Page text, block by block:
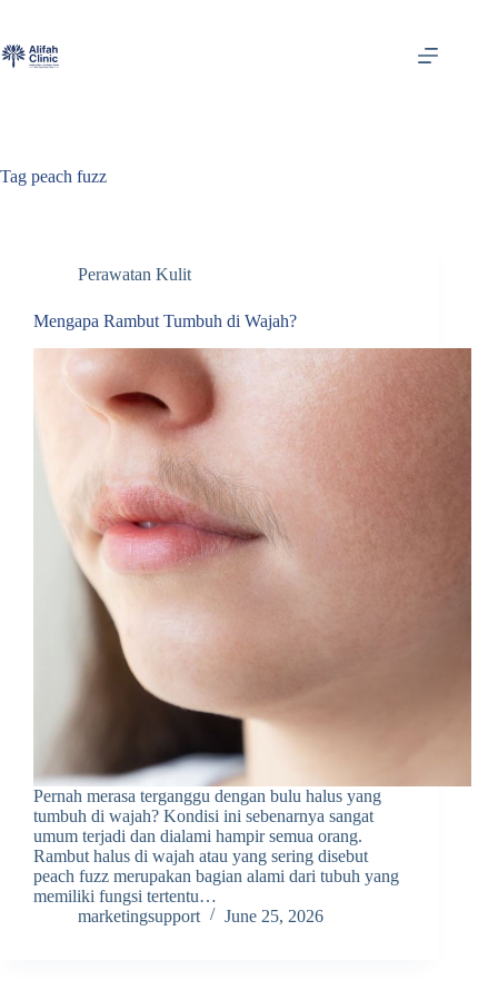
content
Tag peach fuzz
Perawatan Kulit
Mengapa Rambut Tumbuh di Wajah?
Pernah merasa terganggu dengan bulu halus yang
tumbuh di wajah? Kondisi ini sebenarnya sangat
umum terjadi dan dialami hampir semua orang.
Rambut halus di wajah atau yang sering disebut
peach fuzz merupakan bagian alami dari tubuh yang
memiliki fungsi tertentu…
marketingsupport
June 25, 2026